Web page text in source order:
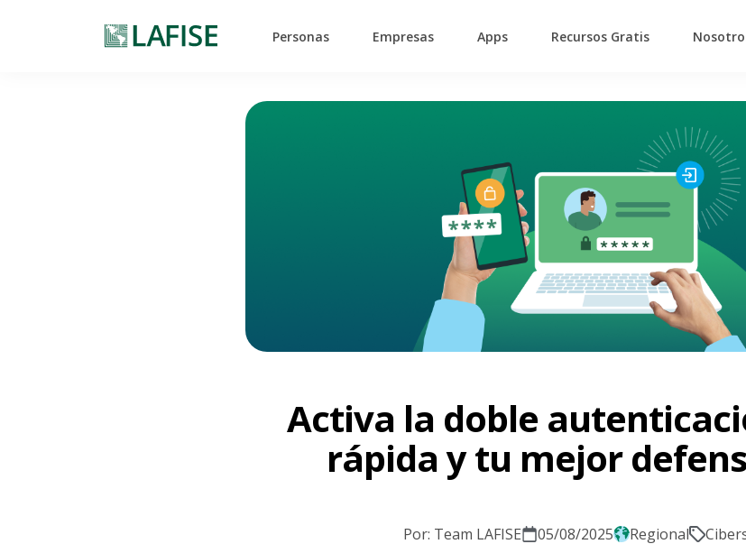
Personas Empresas Apps Recursos Gratis
Activa la doble
rápida y tu mejor
Por: Team LAFISE 05/08/2025 Regional